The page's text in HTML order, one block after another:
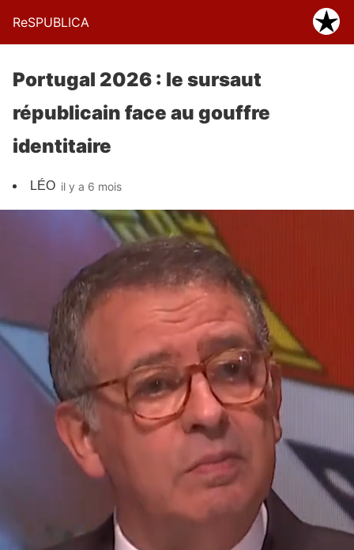
ReSPUBLICA
Portugal 2026 : le sursaut
républicain face au gouffre
identitaire
LÉO il y a 6 mois